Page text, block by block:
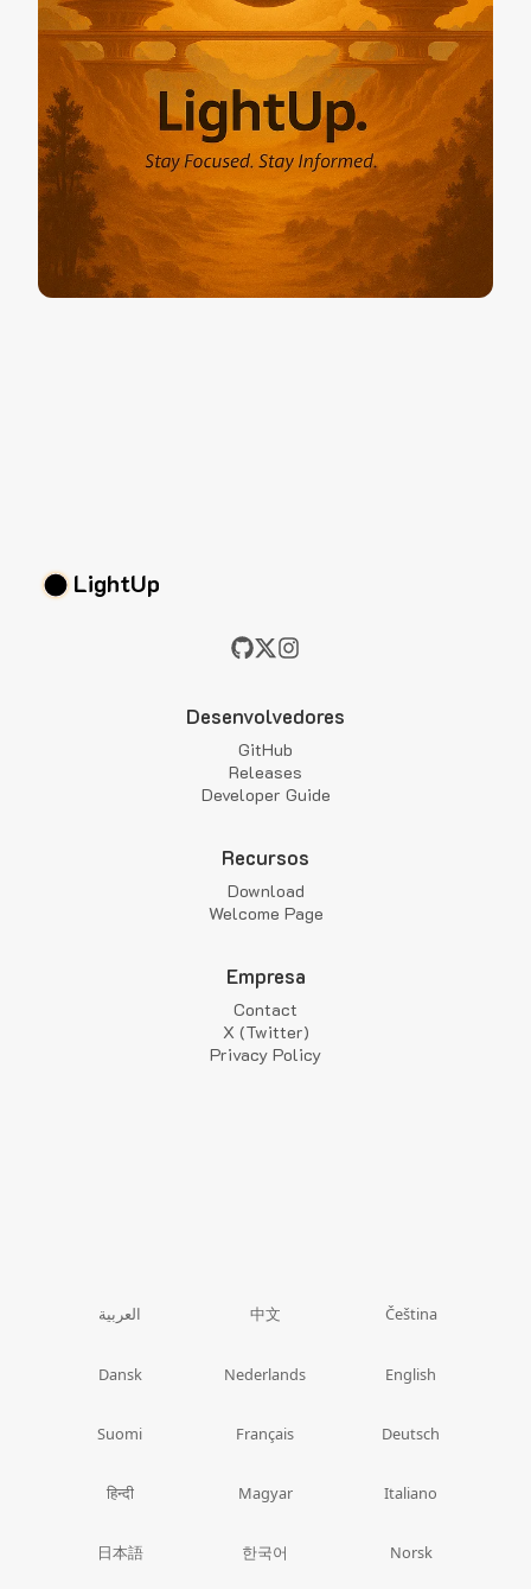
LightUp
Desenvolvedores
GitHub
Releases
Developer Guide
Recursos
Download
Welcome Page
Empresa
Contact
X (Twitter)
Privacy Policy
العربية 中文 Čeština
Dansk Nederlands English
Suomi Français Deutsch
हिन्दी Magyar Italiano
日本語 한국어 Norsk